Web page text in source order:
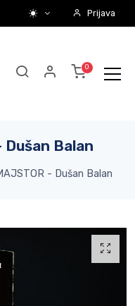
Prijava
Dušan Balan
- Dušan Balan